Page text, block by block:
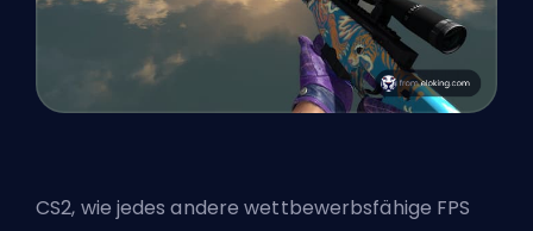
CS2, wie jedes andere wettbewerbsfähige FPS